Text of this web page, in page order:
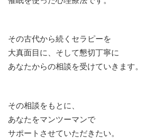
その古代から続くセラピーを
大真面目に、そして懇切丁寧に
あなたからの相談を受けていきます。
その相談をもとに、
あなたをマンツーマンで
サポートさせていただきたい。